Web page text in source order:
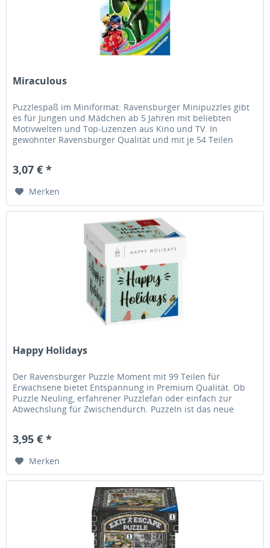
Miraculous
Puzzlespaß im Miniformat: Ravensburger Minipuzzles gibt
es für Jungen und Mädchen ab 5 Jahren mit beliebten
Motivwelten und Top-Lizenzen aus Kino und TV. In
gewohnter Ravensburger Qualität und mit je 54 Teilen
3,07 € *
Merken
Happy Holidays
Der Ravensburger Puzzle Moment mit 99 Teilen für
Erwachsene bietet Entspannung in Premium Qualität. Ob
Puzzle Neuling, erfahrener Puzzlefan oder einfach zur
Abwechslung für Zwischendurch. Puzzeln ist das neue
3,95 € *
Merken